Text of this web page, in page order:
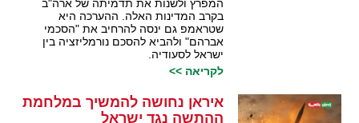
המפרץ ולשנות את תדמיתה של ארה"ב
בקרב המדינות האלה. ההערכה היא
שטראמפ גם ינסה להרחיב את "הסכמי
אברהם" ולהביא להסכם נורמליזציה בין
ישראל לסעודיה.
לקריאה >>
איראן נחושה להמשיך במלחמת
ההתשה נגד ישראל